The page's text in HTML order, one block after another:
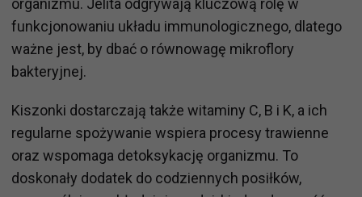
organizmu. Jelita odgrywają kluczową rolę w
funkcjonowaniu układu immunologicznego, dlatego
ważne jest, by dbać o równowagę mikroflory
bakteryjnej.
Kiszonki dostarczają także witaminy C, B i K, a ich
regularne spożywanie wspiera procesy trawienne
oraz wspomaga detoksykację organizmu. To
doskonały dodatek do codziennych posiłków,